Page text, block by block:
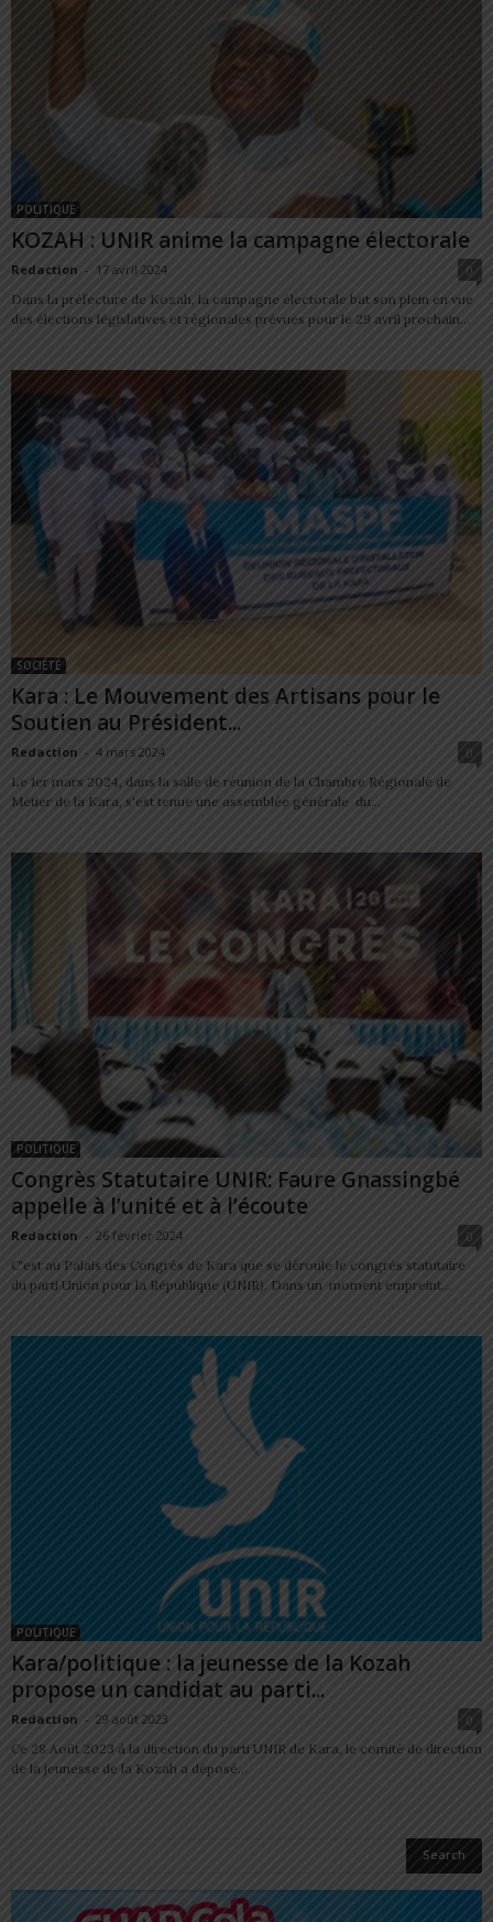
POLITIQUE
KOZAH : UNIR anime la campagne électorale
Redaction - 17 avril 2024
0
Dans la préfecture de Kozah, la campagne électorale bat son plein en vue
des élections législatives et régionales prévues pour le 29 avril prochain...
SOCIÉTÉ
Kara : Le Mouvement des Artisans pour le
Soutien au Président...
Redaction - 4 mars 2024
0
Le 1er mars 2024, dans la salle de réunion de la Chambre Régionale de
Métier de la Kara, s'est tenue une assemblée générale du...
POLITIQUE
Congrès Statutaire UNIR: Faure Gnassingbé
appelle à l’unité et à l’écoute
Redaction - 26 février 2024
0
C'est au Palais des Congrès de Kara que se déroule le congrès statutaire
du parti Union pour la République (UNIR). Dans un moment empreint...
POLITIQUE
Kara/politique : la jeunesse de la Kozah
propose un candidat au parti...
Redaction - 29 août 2023
0
Ce 28 Août 2023 à la direction du parti UNIR de Kara, le comité de direction
de la jeunesse de la Kozah a déposé...